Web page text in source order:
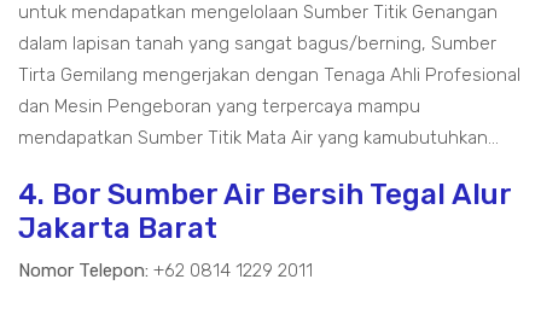
untuk mendapatkan mengelolaan Sumber Titik Genangan
dalam lapisan tanah yang sangat bagus/berning, Sumber
Tirta Gemilang mengerjakan dengan Tenaga Ahli Profesional
dan Mesin Pengeboran yang terpercaya mampu
mendapatkan Sumber Titik Mata Air yang kamubutuhkan...
4. Bor Sumber Air Bersih Tegal Alur
Jakarta Barat
Nomor Telepon: +62 0814 1229 2011